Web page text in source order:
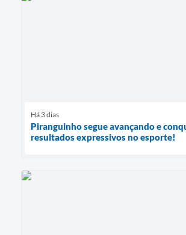
Há 3 dias
Piranguinho segue avançando e
resultados expressivos no esporte!